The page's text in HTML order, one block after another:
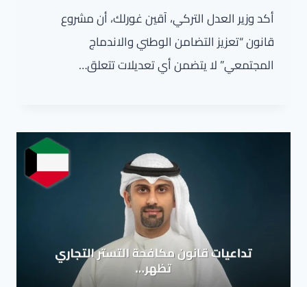
أكد وزير العدل التركي، آقين غورلك، أن مشروع
قانون “تعزيز التضامن الوطني والاندماج
المجتمعي” لا يتضمن أي تعديلات تتعلق…